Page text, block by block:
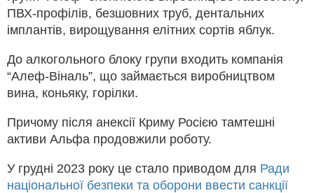
ПВХ-профілів, безшовних труб, дентальних
імплантів, вирощування елітних сортів яблук.
До алкогольного блоку групи входить компанія
“Алеф-Віналь”, що займається виробництвом
вина, коньяку, горілки.
Причому після анексії Криму Росією тамтешні
активи Альфа продовжили роботу.
У грудні 2023 року це стало приводом для Ради
національної безпеки та оборони ввести санкції